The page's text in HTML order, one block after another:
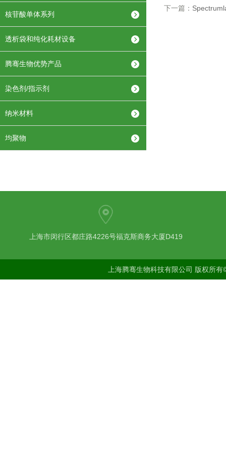
核苷酸单体系列
透析袋和纯化耗材设备
腾骞生物优势产品
染色剂/指示剂
纳米材料
均聚物
下一篇：
上海市闵行区都庄路4226号福克斯商务大厦D419
上海腾骞生物科技有限公司 版权所